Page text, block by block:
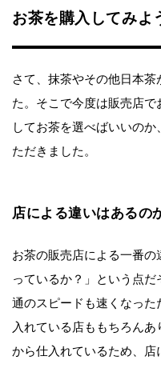
お茶を購入してみよ
さて、抹茶やその他日本
た。そこで今度は販売店
してお茶を選べばいいの
ただきました。
店による違いはあるの
お茶の販売店による一番
っているか？」という点
通のスピードも速くなっ
入れている店ももちろん
から仕入れているため、店